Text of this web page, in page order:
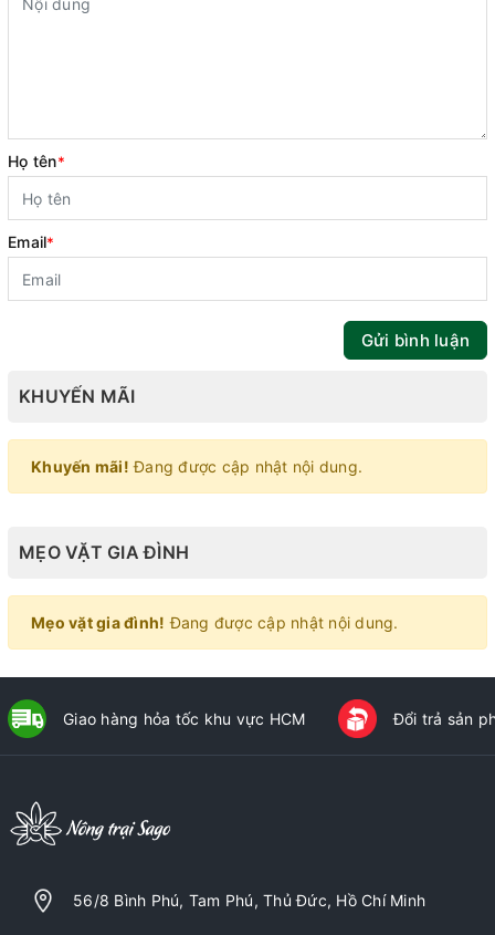
Họ tên*
Email*
Gửi bình luận
KHUYẾN MÃI
Khuyến mãi! Đang được cập nhật nội dung.
MẸO VẶT GIA ĐÌNH
Mẹo vặt gia đình! Đang được cập nhật nội dung.
Giao hàng hỏa tốc khu vực HCM Đổi trả sản
56/8 Bình Phú, Tam Phú, Thủ Đức, Hồ Chí Minh